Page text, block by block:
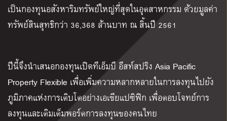
เป็นกองทุนอสังหาริมทรัพย์ใหญ่ที่สุดในอุตสาหกรรม ด้วยมูลค่า
ทรัพย์สินสุทธิกว่า 36,368 ล้านบาท ณ สิ้นปี 2561
ปีนี้จึงนำเสนอกองทุนเปิดทีเอ็มบี อีสท์สปริง Asia Pacific
Property Flexible เพื่อเพิ่มความหลากหลายในการลงทุนไปยัง
ภูมิภาคแห่งการเติบโตอย่างเอเชียแปซิฟิก เพื่อตอบโจทย์การ
ลงทุนและเติมเต็มพอร์ตการลงทุนของคนไทย